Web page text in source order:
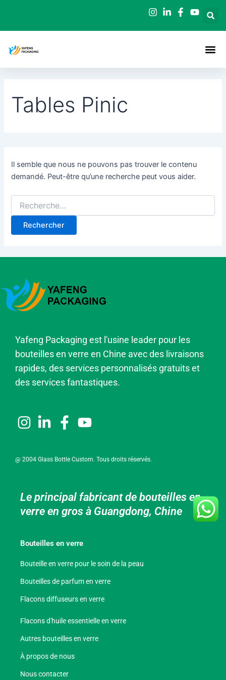
contenu
Tables Pinic
Il semble que nous ne pouvons pas trouver le contenu
demandé. Peut-être qu’une recherche peut vous aider.
Yafeng Packaging est l'usine leader pour les
bouteilles en verre en Chine avec des livraisons
rapides, des services personnalisés gratuits et
des services fantastiques.
@ 2004 Glass Bottle Custom. Tous droits réservés.
Le principal fabricant de bouteilles en
verre en gros à Guangdong, Chine
Bouteilles en verre
Bouteille en verre pour le soin de la peau
Bouteilles de parfum en verre
Flacons diffuseurs en verre
Flacons d'huile essentielle en verre
Autres bouteilles en verre
À propos de nous
Nous contacter